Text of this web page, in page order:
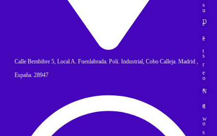
Calle Bembibre 5, Local A. Fuenlabrada. Poli. Industrial, Cobo Calleja. Madrid ,
España. 28947
s
D
e
s
e
a
d
o
u
e
s
t
r
o
N
e
w
s